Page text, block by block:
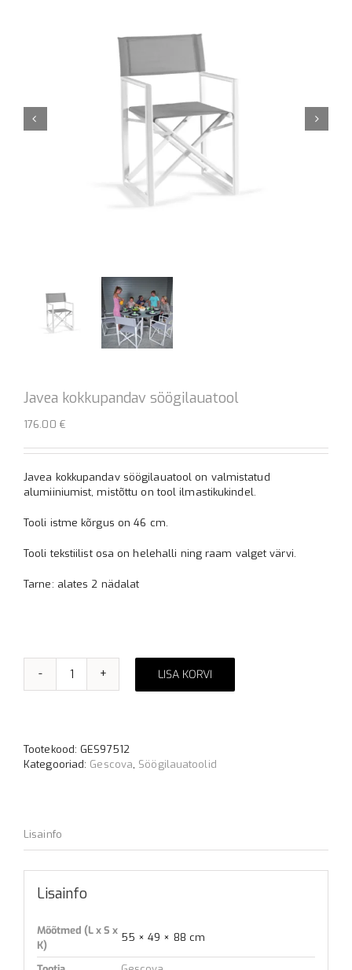
Javea kokkupandav söögilauatool
176.00 €
Javea kokkupandav söögilauatool on valmistatud
alumiiniumist, mistõttu on tool ilmastikukindel.
Tooli istme kõrgus on 46 cm.
Tooli tekstiilist osa on helehalli ning raam valget värvi.
Tarne: alates 2 nädalat
Javea
LISA KORVI
Alternative:
Tootekood: GES97512
Kategooriad: Gescova, Söögilauatoolid
Lisainfo
Lisainfo
Mõõtmed (L x S x
K)
55 × 49 × 88 cm